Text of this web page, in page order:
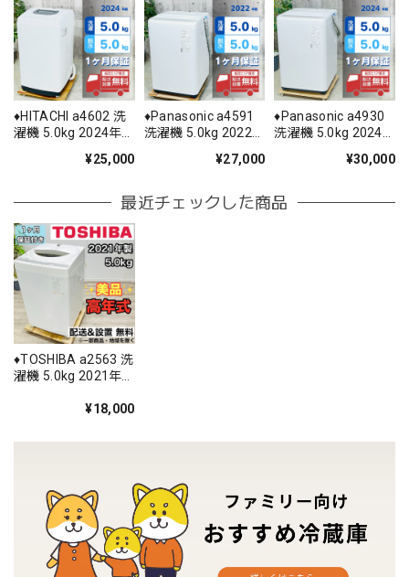
♦️HITACHI a4602 洗
濯機 5.0kg 2024年
¥25,000
♦️Panasonic a4591
洗濯機 5.0kg 2022
¥27,000
♦️Panasonic a4930
洗濯機 5.0kg 2024
¥30,000
最近チェックした商品
♦️TOSHIBA a2563 洗
濯機 5.0kg 2021年
¥18,000